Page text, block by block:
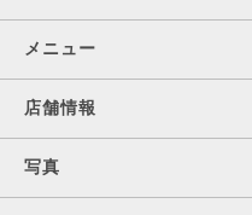
メニュー
店舗情報
写真